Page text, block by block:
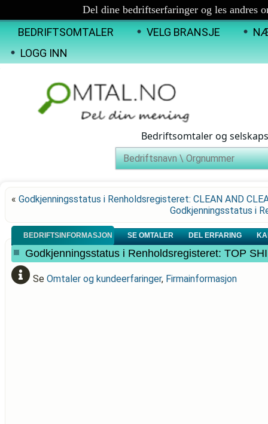
Del dine bedriftserfaringer og les andres
BEDRIFTSOMTALER VELG BRANSJE
LOGG INN
Bedriftsomtaler og
« Godkjenningsstatus i Renholdsregisteret: CLEAN AND
Godkjenningsstatus i
BEDRIFTSINFORMASJON SE OMTALER DEL ERFARING
Godkjenningsstatus i Renholdsregisteret: TOP
Se Omtaler og kundeerfaringer, Firmainformasjon